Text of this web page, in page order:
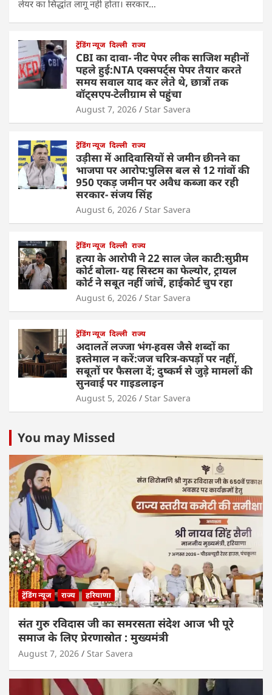
लेयर का सिद्धांत लागू नहीं होता। सरकार…
ट्रेंडिंग न्यूज दिल्ली राज्य
CBI का दावा- नीट पेपर लीक साजिश महीनों
पहले हुई:NTA एक्सपर्ट्स पेपर तैयार करते
समय सवाल याद कर लेते थे, छात्रों तक
वॉट्सएप-टेलीग्राम से पहुंचा
August 7, 2026 Star Savera
ट्रेंडिंग न्यूज दिल्ली राज्य
उड़ीसा में आदिवासियों से जमीन छीनने का
भाजपा पर आरोप:पुलिस बल से 12 गांवों की
950 एकड़ जमीन पर अवैध कब्जा कर रही
सरकार- संजय सिंह
August 6, 2026 Star Savera
ट्रेंडिंग न्यूज दिल्ली राज्य
हत्या के आरोपी ने 22 साल जेल काटी:सुप्रीम
कोर्ट बोला- यह सिस्टम का फेल्योर, ट्रायल
कोर्ट ने सबूत नहीं जांचें, हाईकोर्ट चुप रहा
August 6, 2026 Star Savera
ट्रेंडिंग न्यूज दिल्ली राज्य
अदालतें लज्जा भंग-हवस जैसे शब्दों का
इस्तेमाल न करें:जज चरित्र-कपड़ों पर नहीं,
सबूतों पर फैसला दें; दुष्कर्म से जुड़े मामलों की
सुनवाई पर गाइडलाइन
August 5, 2026 Star Savera
You may Missed
ट्रेंडिंग न्यूज राज्य हरियाणा
संत गुरु रविदास जी का समरसता संदेश आज भी पूरे
समाज के लिए प्रेरणास्रोत : मुख्यमंत्री
August 7, 2026 Star Savera